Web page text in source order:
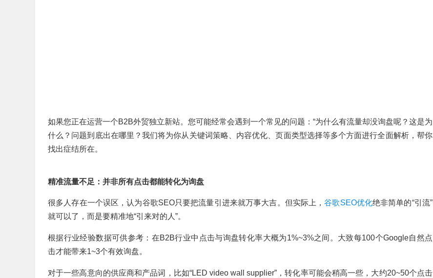
如果您正在运营一个B2B外贸独立新站。您可能经常会遇到一个常见的问题：“为什么有流量却没询盘呢？这是为
什么？问题到底出在哪里？我们将为你从关键词策略、内容优化、页面类型选择等多个方面进行全面解析，帮你
找出症结所在。
精准流量不足：并非所有点击都能转化为询盘
很多人存在一个误区，认为谷歌SEO只要把流量引进来就万事大吉。但实际上，谷歌SEO优化绝非简单的“引流”
就可以了，而是要精准地“引来对的人”。
根据行业经验数据可供参考：在B2B行业中点击与询盘转化率大概为1%~3%之间。大致每100个Google自然点
击才能带来1~3个有效询盘。
对于一些高意向的供应商和产品词，比如“LED video wall supplier”，转化率可能会稍高一些，大约20~50个点击